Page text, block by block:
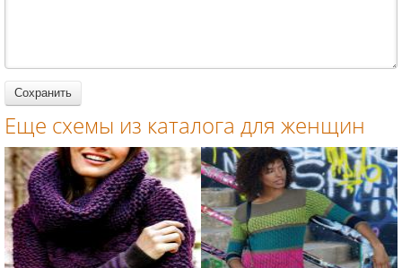
женщин
Еще схемы из каталога для женщин